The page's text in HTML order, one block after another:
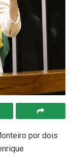
por dois